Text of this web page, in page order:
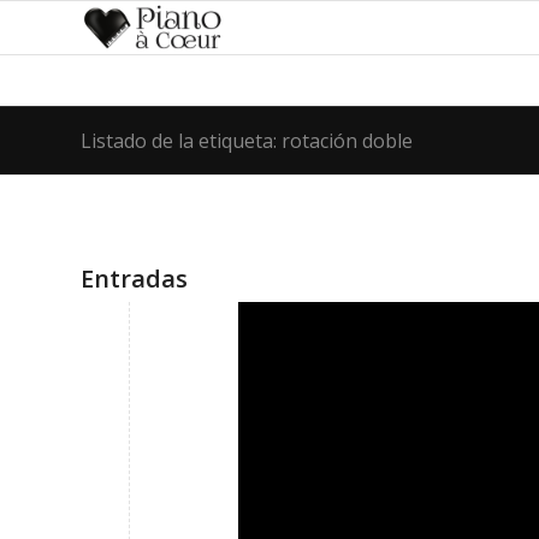
Listado de la etiqueta: rotación doble
Entradas